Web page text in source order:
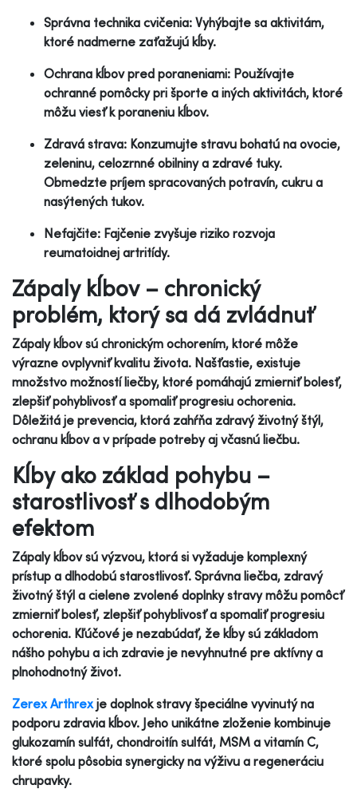
Správna technika cvičenia: Vyhýbajte sa aktivitám,
ktoré nadmerne zaťažujú kĺby.
Ochrana kĺbov pred poraneniami: Používajte
ochranné pomôcky pri športe a iných aktivitách, ktoré
môžu viesť k poraneniu kĺbov.
Zdravá strava: Konzumujte stravu bohatú na ovocie,
zeleninu, celozrnné obilniny a zdravé tuky.
Obmedzte príjem spracovaných potravín, cukru a
nasýtených tukov.
Nefajčite: Fajčenie zvyšuje riziko rozvoja
reumatoidnej artritídy.
Zápaly kĺbov – chronický
problém, ktorý sa dá zvládnuť
Zápaly kĺbov sú chronickým ochorením, ktoré môže
výrazne ovplyvniť kvalitu života. Našťastie, existuje
množstvo možností liečby, ktoré pomáhajú zmierniť bolesť,
zlepšiť pohyblivosť a spomaliť progresiu ochorenia.
Dôležitá je prevencia, ktorá zahŕňa zdravý životný štýl,
ochranu kĺbov a v prípade potreby aj včasnú liečbu.
Kĺby ako základ pohybu –
starostlivosť s dlhodobým
efektom
Zápaly kĺbov sú výzvou, ktorá si vyžaduje komplexný
prístup a dlhodobú starostlivosť. Správna liečba, zdravý
životný štýl a cielene zvolené doplnky stravy môžu pomôcť
zmierniť bolesť, zlepšiť pohyblivosť a spomaliť progresiu
ochorenia. Kľúčové je nezabúdať, že kĺby sú základom
nášho pohybu a ich zdravie je nevyhnutné pre aktívny a
plnohodnotný život.
Zerex Arthrex je doplnok stravy špeciálne vyvinutý na
podporu zdravia kĺbov. Jeho unikátne zloženie kombinuje
glukozamín sulfát, chondroitín sulfát, MSM a vitamín C,
ktoré spolu pôsobia synergicky na výživu a regeneráciu
chrupavky.